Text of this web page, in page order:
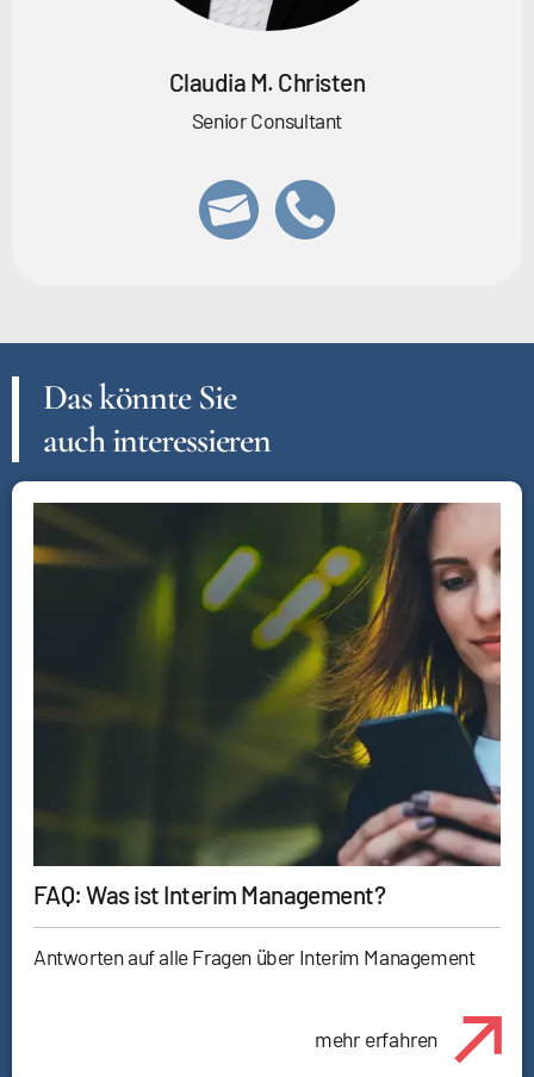
Claudia M. Christen
Senior Consultant
Das könnte Sie
auch interessieren
FAQ: Was ist Interim Management?
Antworten auf alle Fragen über Interim Management
mehr erfahren